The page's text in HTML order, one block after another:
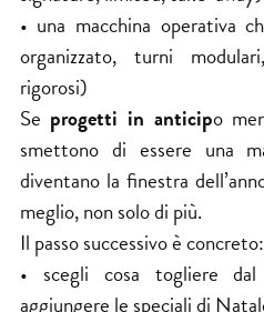
• una macchina operativa
organizzato, turni
rigorosi)
Se progetti in anticipo
smettono di essere una
diventano la finestra
meglio, non solo di più.
Il passo successivo è concreto:
• scegli cosa togliere
aggiungere le speciali di